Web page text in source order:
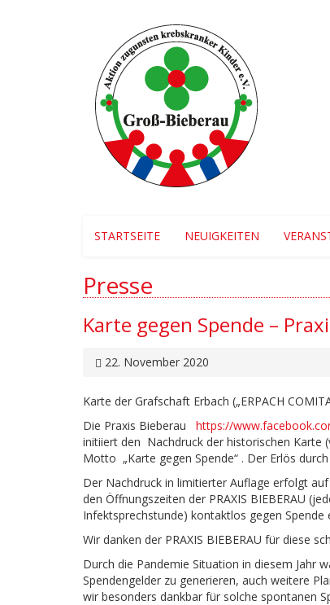
STARTSEITE NEUIGKEITEN
Presse
Karte gegen Spende –
22. November 2020
Karte der Grafschaft Erbach („ERPACH
Die Praxis Bieberau
https://
initiiert den Nachdruck der historischen Karte
Motto „Karte gegen Spende“ . Der Erlös
Der Nachdruck in limitierter Auflage erfolgt
den Öffnungszeiten der PRAXIS BIEBERAU
Infektsprechstunde) kontaktlos gegen Spende
Wir danken der PRAXIS BIEBERAU für diese
Durch die Pandemie Situation in diesem Jahr
Spendengelder zu generieren, auch weitere
wir besonders dankbar für solche spontanen